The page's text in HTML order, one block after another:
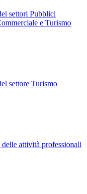
settori Pubblici
e Turismo
settore Turismo
attività professionali